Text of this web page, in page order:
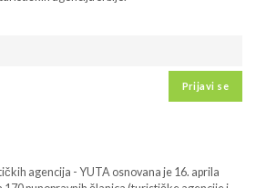
Prijavi se
agencija - YUTA osnovana je 16. aprila